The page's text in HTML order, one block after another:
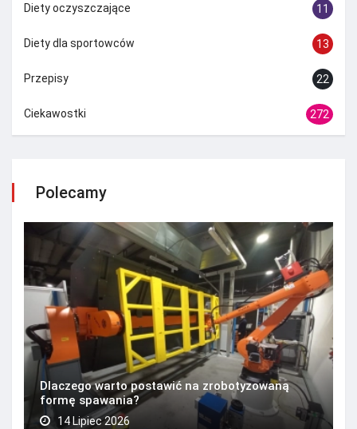
Diety oczyszczające 11
Diety dla sportowców 13
Przepisy 22
Ciekawostki 272
Polecamy
Dlaczego warto postawić na zrobotyzowaną
formę spawania?
14 Lipiec 2026